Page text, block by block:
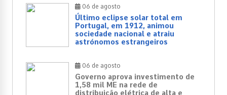
06 de agosto
Último eclipse solar total em
Portugal, em 1912, animou
sociedade nacional e atraiu
astrónomos estrangeiros
06 de agosto
Governo aprova investimento de
1,58 mil ME na rede de
distribuição elétrica de alta e